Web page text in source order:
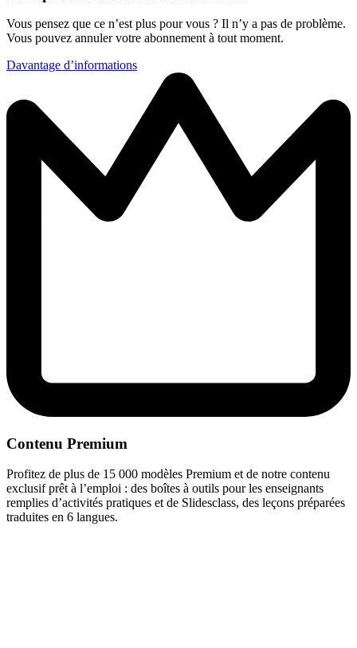
Vous pensez que ce n’est plus pour vous ? Il n’y a pas de problème.
Vous pouvez annuler votre abonnement à tout moment.
Davantage d’informations
Contenu Premium
Profitez de plus de 15 000 modèles Premium et de notre contenu
exclusif prêt à l’emploi : des boîtes à outils pour les enseignants
remplies d’activités pratiques et de Slidesclass, des leçons préparées
traduites en 6 langues.